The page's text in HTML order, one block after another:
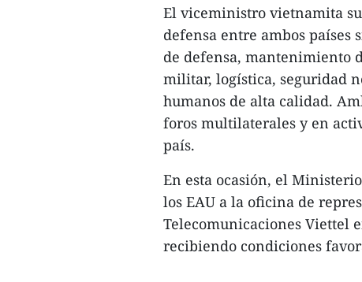
El viceministro vietnamita
defensa entre ambos
de defensa, mantenimiento
militar, logística, seguridad
humanos de alta calidad.
foros multilaterales y en
país.
En esta ocasión, el
los EAU a la oficina de
Telecomunicaciones Viettel
recibiendo condiciones